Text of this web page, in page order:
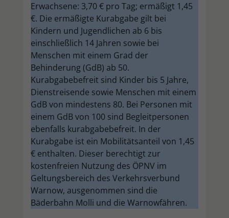
Erwachsene: 3,70 € pro Tag; ermäßigt 1,45
€. Die ermäßigte Kurabgabe gilt bei
Kindern und Jugendlichen ab 6 bis
einschließlich 14 Jahren sowie bei
Menschen mit einem Grad der
Behinderung (GdB) ab 50.
Kurabgabebefreit sind Kinder bis 5 Jahre,
Dienstreisende sowie Menschen mit einem
GdB von mindestens 80. Bei Personen mit
einem GdB von 100 sind Begleitpersonen
ebenfalls kurabgabebefreit. In der
Kurabgabe ist ein Mobilitätsanteil von 1,45
€ enthalten. Dieser berechtigt zur
kostenfreien Nutzung des ÖPNV im
Geltungsbereich des Verkehrsverbund
Warnow, ausgenommen sind die
Bäderbahn Molli und die Warnowfähren.